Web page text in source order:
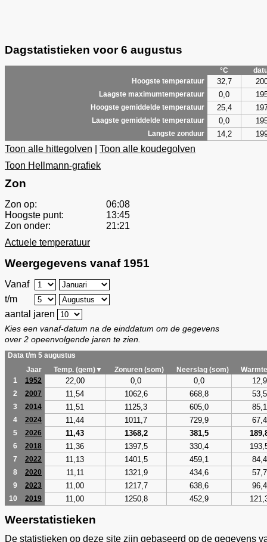
Dagstatistieken voor 6 augustus
°C
Hoogste temperatuur
32,7
Laagste maximumtemperatuur 0,0
Hoogste gemiddelde temperatuur 25,4
Laagste gemiddelde temperatuur 0,0
Langste zonduur 14,2
Toon alle hittegolven
Toon alle koudegolven
Toon Hellmann-grafiek
Zon
Zon op:
06:08
Hoogste punt:
13:45
Zon onder:
21:21
Actuele temperatuur
Weergegevens vanaf 1951
Vanaf
t/m
aantal jaren
Kies een vanaf-datum na de einddatum om de gegevens
over 2 opeenvolgende jaren te zien.
Data t/m 5 augustus
Jaar
Temp. (gem)▼ Zonuren (som) Neerslag (som)
1
1952 22,00 0,0 0,0 12,9
2 2007 11,54 1062,6 668,8 53,5
3 2014 11,51 1125,3 605,0 85,1
4 2024 11,44 1011,7 729,9 67,4
5 2026 11,43 1368,2 381,5
6 2018 11,36 1397,5 330,4
7 2022 11,13 1401,5 459,1 84,4
8 2020 11,11 1321,9 434,6 57,7
9 2023 11,00 1217,7 638,6 96,4
10 2019 11,00 1250,8 452,9
Weerstatistieken
De statistieken op deze site zijn gebaseerd op de gegevens